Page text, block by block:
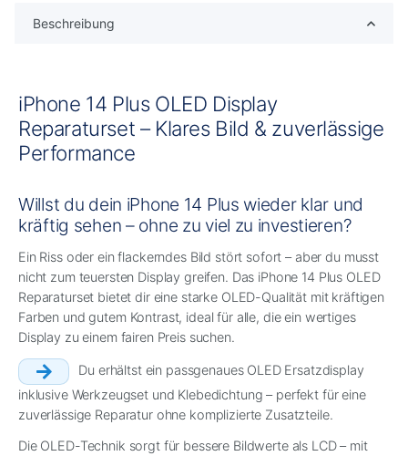
Beschreibung
iPhone 14 Plus OLED Display
Reparaturset – Klares Bild & zuverlässige
Performance
Willst du dein iPhone 14 Plus wieder klar und
kräftig sehen – ohne zu viel zu investieren?
Ein Riss oder ein flackerndes Bild stört sofort – aber du musst
nicht zum teuersten Display greifen. Das iPhone 14 Plus OLED
Reparaturset bietet dir eine starke OLED-Qualität mit kräftigen
Farben und gutem Kontrast, ideal für alle, die ein wertiges
Display zu einem fairen Preis suchen.
Du erhältst ein passgenaues OLED Ersatzdisplay
inklusive Werkzeugset und Klebedichtung – perfekt für eine
zuverlässige Reparatur ohne komplizierte Zusatzteile.
Die OLED-Technik sorgt für bessere Bildwerte als LCD – mit